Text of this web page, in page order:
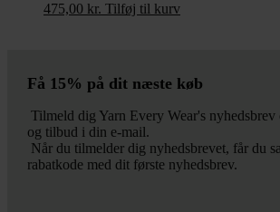
475,00 kr. Tilføj til kurv
Få 15% på dit næste køb
Tilmeld dig Yarn Every Wear's nyhedsbrev
og tilbud i din e-mail.
Når du tilmelder dig nyhedsbrevet, får du
rabatkode med dit første nyhedsbrev.